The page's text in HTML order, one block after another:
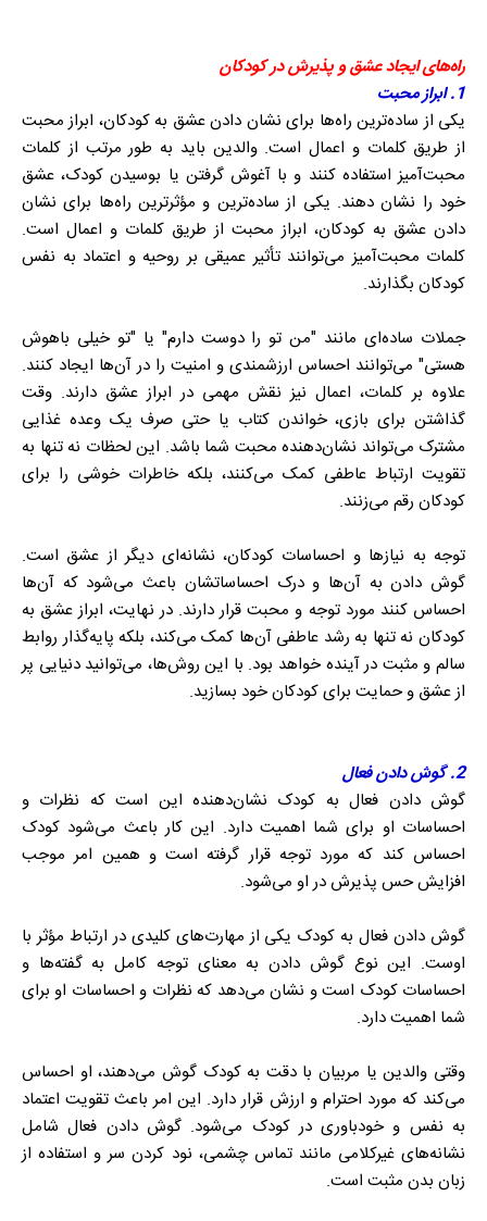
راه‌های ایجاد عشق و پذیرش در کودکان
1. ابراز محبت
یکی از ساده‌ترین راه‌ها برای نشان دادن عشق به کودکان، ابراز محبت
از طریق کلمات و اعمال است. والدین باید به طور مرتب از کلمات
محبت‌آمیز استفاده کنند و با آغوش گرفتن یا بوسیدن کودک، عشق
خود را نشان دهند. یکی از ساده‌ترین و مؤثرترین راه‌ها برای نشان
دادن عشق به کودکان، ابراز محبت از طریق کلمات و اعمال است.
کلمات محبت‌آمیز می‌توانند تأثیر عمیقی بر روحیه و اعتماد به نفس
کودکان بگذارند.
جملات ساده‌ای مانند "من تو را دوست دارم" یا "تو خیلی باهوش
هستی" می‌توانند احساس ارزشمندی و امنیت را در آن‌ها ایجاد کنند.
علاوه بر کلمات، اعمال نیز نقش مهمی در ابراز عشق دارند. وقت
گذاشتن برای بازی، خواندن کتاب یا حتی صرف یک وعده غذایی
مشترک می‌تواند نشان‌دهنده محبت شما باشد. این لحظات نه تنها به
تقویت ارتباط عاطفی کمک می‌کنند، بلکه خاطرات خوشی را برای
کودکان رقم می‌زنند.
توجه به نیازها و احساسات کودکان، نشانه‌ای دیگر از عشق است.
گوش دادن به آن‌ها و درک احساساتشان باعث می‌شود که آن‌ها
احساس کنند مورد توجه و محبت قرار دارند. در نهایت، ابراز عشق به
کودکان نه تنها به رشد عاطفی آن‌ها کمک می‌کند، بلکه پایه‌گذار روابط
سالم و مثبت در آینده خواهد بود. با این روش‌ها، می‌توانید دنیایی پر
از عشق و حمایت برای کودکان خود بسازید.
2. گوش دادن فعال
گوش دادن فعال به کودک نشان‌دهنده این است که نظرات و
احساسات او برای شما اهمیت دارد. این کار باعث می‌شود کودک
احساس کند که مورد توجه قرار گرفته است و همین امر موجب
افزایش حس پذیرش در او می‌شود.
گوش دادن فعال به کودک یکی از مهارت‌های کلیدی در ارتباط مؤثر با
اوست. این نوع گوش دادن به معنای توجه کامل به گفته‌ها و
احساسات کودک است و نشان می‌دهد که نظرات و احساسات او برای
شما اهمیت دارد.
وقتی والدین یا مربیان با دقت به کودک گوش می‌دهند، او احساس
می‌کند که مورد احترام و ارزش قرار دارد. این امر باعث تقویت اعتماد
به نفس و خودباوری در کودک می‌شود. گوش دادن فعال شامل
نشانه‌های غیرکلامی مانند تماس چشمی، نود کردن سر و استفاده از
زبان بدن مثبت است.